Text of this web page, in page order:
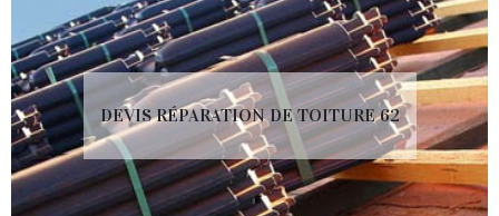
DEVIS RÉPARATION DE TOITURE 62